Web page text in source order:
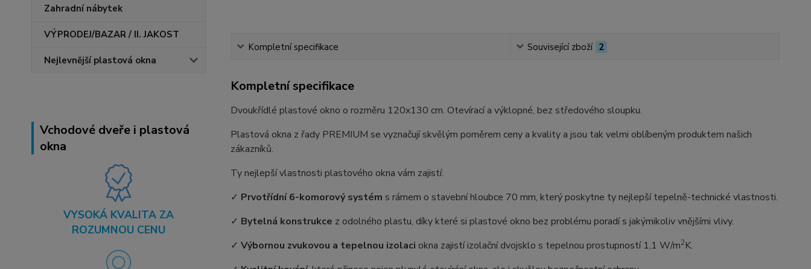
Zahradní nábytek
VÝPRODEJ/BAZAR / II. JAKOST
Nejlevnější plastová okna
Vchodové dveře i plastová
okna
VYSOKÁ KVALITA ZA
ROZUMNOU CENU
Kompletní specifikace Související zboží 2
Kompletní specifikace
Dvoukřídlé plastové okno o rozměru 120x130 cm. Otevírací a výklopné, bez středového sloupku.
Plastová okna z řady PREMIUM se vyznačují skvělým poměrem ceny a kvality a jsou tak velmi oblíbeným produktem našich
zákazníků.
Ty nejlepší vlastnosti plastového okna vám zajistí:
✓ Prvotřídní 6-komorový systém s rámem o stavební hloubce 70 mm, který poskytne ty nejlepší tepelně-technické vlastnosti.
✓ Bytelná konstrukce z odolného plastu, díky které si plastové okno bez problému poradí s jakýmikoliv vnějšími vlivy.
✓ Výbornou zvukovou a tepelnou izolaci okna zajistí izolační dvojsklo s tepelnou prostupností 1,1 W/m2K.